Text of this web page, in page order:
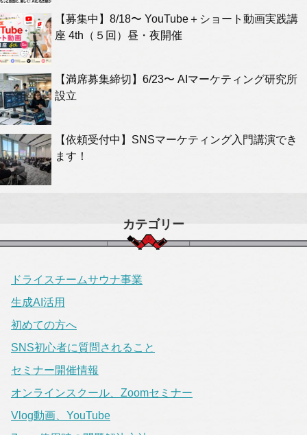
【募集中】8/18〜 YouTube＋ショート動画実践講
座 4th（５回）昼・夜開催
【満席募集締切】6/23〜 AIマーケティング研究所
設立
【依頼受付中】SNSマーケティング入門講演でき
ます！
カテゴリー
ドライスチームサウナ事業
生成AI活用
初めての方へ
SNS初心者に質問されること
セミナー開催情報
オンラインスクール、Zoomセミナー
Vlog動画、YouTube